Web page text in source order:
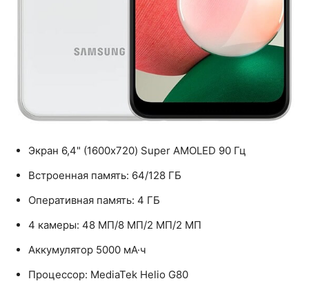
Экран 6,4" (1600x720) Super AMOLED 90 Гц
Встроенная память: 64/128 ГБ
Оперативная память: 4 ГБ
4 камеры: 48 МП/8 МП/2 МП/2 МП
Аккумулятор 5000 мА·ч
Процессор: MediaTek Helio G80